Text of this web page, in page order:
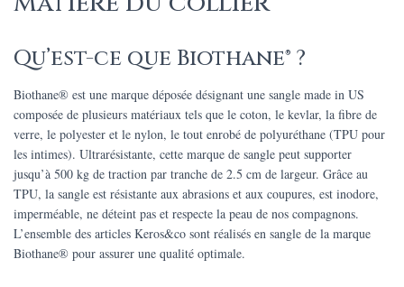
Qu’est-ce que Biothane® ?
Biothane® est une marque déposée désignant une sangle made in US
composée de plusieurs matériaux tels que le coton, le kevlar, la fibre de
verre, le polyester et le nylon, le tout enrobé de polyuréthane (TPU pour
les intimes). Ultrarésistante, cette marque de sangle peut supporter
jusqu’à 500 kg de traction par tranche de 2.5 cm de largeur. Grâce au
TPU, la sangle est résistante aux abrasions et aux coupures, est inodore,
imperméable, ne déteint pas et respecte la peau de nos compagnons.
L’ensemble des articles Keros&co sont réalisés en sangle de la marque
Biothane® pour assurer une qualité optimale.